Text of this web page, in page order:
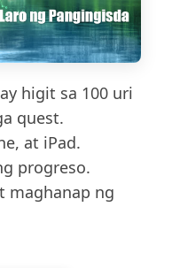
higit sa 100 uri
quest.
at iPad.
progreso.
maghanap ng